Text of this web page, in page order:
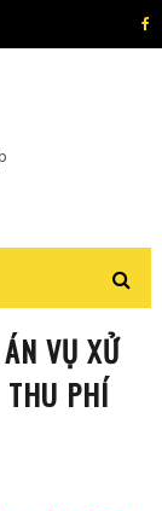
VỤ XỬ
THU PHÍ